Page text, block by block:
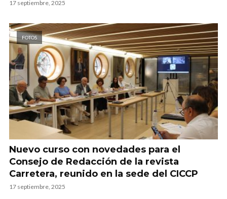
17 septiembre, 2025
FOTOS
Nuevo curso con novedades para el
Consejo de Redacción de la revista
Carretera, reunido en la sede del CICCP
17 septiembre, 2025